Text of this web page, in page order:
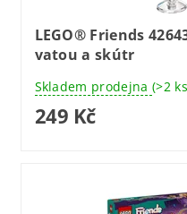
LEGO® Friends
vatou a skútr
Skladem prodejna (>2
249 Kč